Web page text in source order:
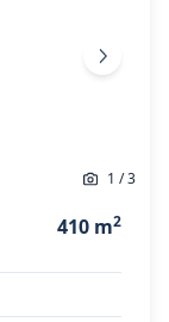
Næsta
1 /3
410 m2